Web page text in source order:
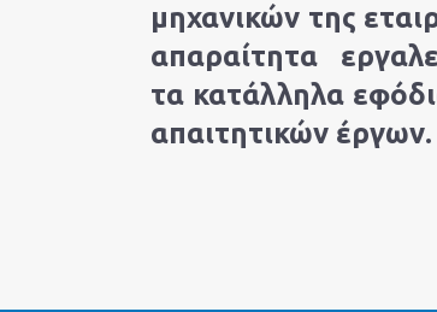
μηχανικών της
απαραίτητα
τα κατάλληλα
απαιτητικών έργων.